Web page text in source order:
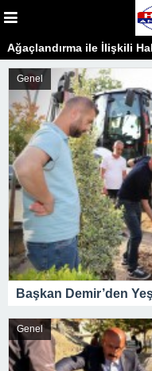
Ağaçlandırma ile İlişkili
Genel
Başkan Demir’den
Genel